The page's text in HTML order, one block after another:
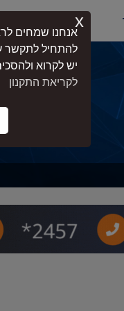
אנחנו שמחים
להתחיל לתקשר
יש לקרוא
לקריאת התקנון
x